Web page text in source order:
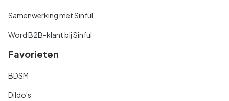
Samenwerking met Sinful
Word B2B-klant bij Sinful
Favorieten
BDSM
Dildo's